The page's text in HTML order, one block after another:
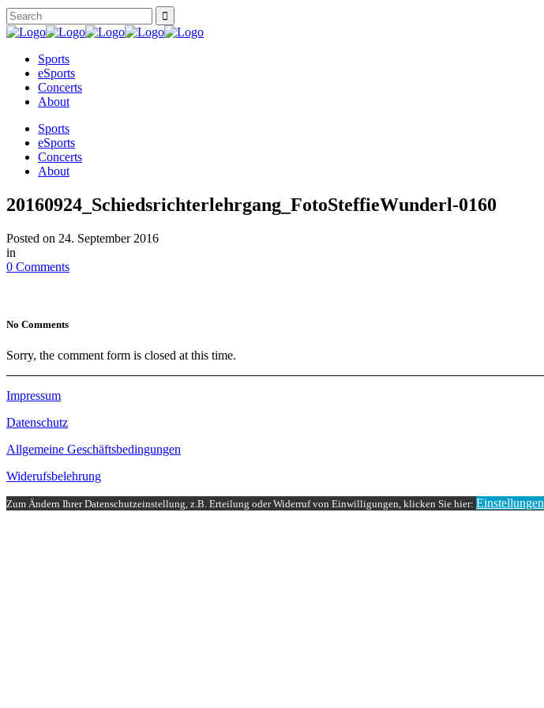
Sports
eSports
Concerts
About
Sports
eSports
Concerts
About
20160924_Schiedsrichterlehrgang_FotoSteffieWunderl-0160
Posted on 24. September 2016
in
0 Comments
No Comments
Sorry, the comment form is closed at this time.
Impressum
Datenschutz
Allgemeine Geschäftsbedingungen
Widerufsbelehrung
Zum Ändern Ihrer Datenschutzeinstellung, z.B. Erteilung oder Widerruf von Einwilligungen, klicken Sie hier: Einstellungen